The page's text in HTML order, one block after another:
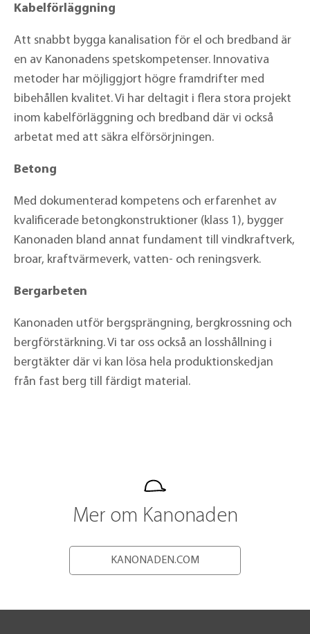
Kabelförläggning
Att snabbt bygga kanalisation för el och bredband är
en av Kanonadens spetskompetenser. Innovativa
metoder har möjliggjort högre framdrifter med
bibehållen kvalitet. Vi har deltagit i flera stora projekt
inom kabelförläggning och bredband där vi också
arbetat med att säkra elförsörjningen.
Betong
Med dokumenterad kompetens och erfarenhet av
kvalificerade betongkonstruktioner (klass 1), bygger
Kanonaden bland annat fundament till vindkraftverk,
broar, kraftvärmeverk, vatten- och reningsverk.
Bergarbeten
Kanonaden utför bergsprängning, bergkrossning och
bergförstärkning. Vi tar oss också an losshållning i
bergtäkter där vi kan lösa hela produktionskedjan
från fast berg till färdigt material.
Mer om Kanonaden
KANONADEN.COM